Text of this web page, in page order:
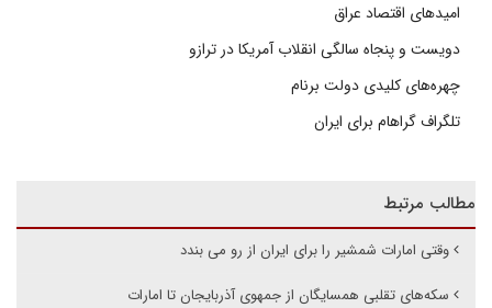
امیدهای اقتصاد عراق
دویست و پنجاه سالگی انقلاب آمریکا در ترازو
چهره‌های کلیدی دولت برنام
تلگراف گراهام برای ایران
مطالب مرتبط
وقتی امارات شمشیر را برای ایران از رو می بندد
سکه‌های تقلبی همسایگان از جمهوی آذربایجان تا امارات